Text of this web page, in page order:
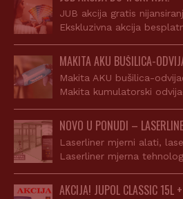
JUB akcija gratis
Ekskluzivna akcija
MAKITA AKU BUŠILICA-
Makita AKU bušilica-
Makita kumulatorski
NOVO U PONUDI –
Laserliner mjerni alati,
Laserliner mjerna
AKCIJA! JUPOL CLASSIC 15L